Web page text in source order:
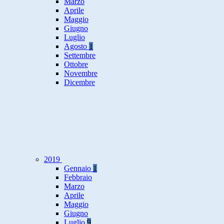
Aprile
Maggio
Giugno
Luglio
Agosto 1
Settembre
Ottobre
Novembre
Dicembre
2019
Gennaio 1
Febbraio
Marzo
Aprile
Maggio
Giugno